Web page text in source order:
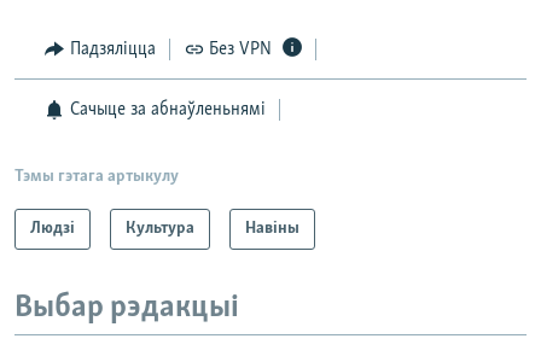
Падзяліцца Без VPN
Сачыце за абнаўленьнямі
Тэмы гэтага артыкулу
Людзі Культура Навіны
Выбар рэдакцыі